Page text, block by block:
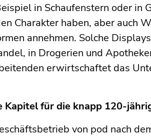
in Schaufenstern oder in
Charakter haben, aber auch
annehmen. Solche
in Drogerien und
erwirtschaftet das
für die knapp 120-
von pod nach